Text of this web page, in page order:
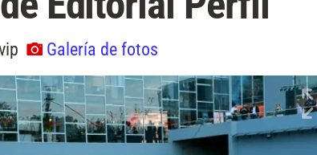
Galería de fotos